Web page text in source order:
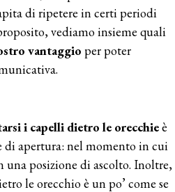
di ripetere in certi periodi
vediamo insieme quali
vantaggio per poter
i capelli dietro le orecchieè
di apertura: nel momento in cui
posizione di ascolto. Inoltre,
le orecchio è un po’ come se